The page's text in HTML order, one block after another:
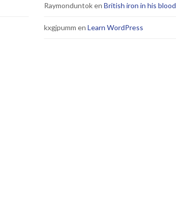
Raymonduntoken British iron in his blood
kxgjpumm en Learn WordPress